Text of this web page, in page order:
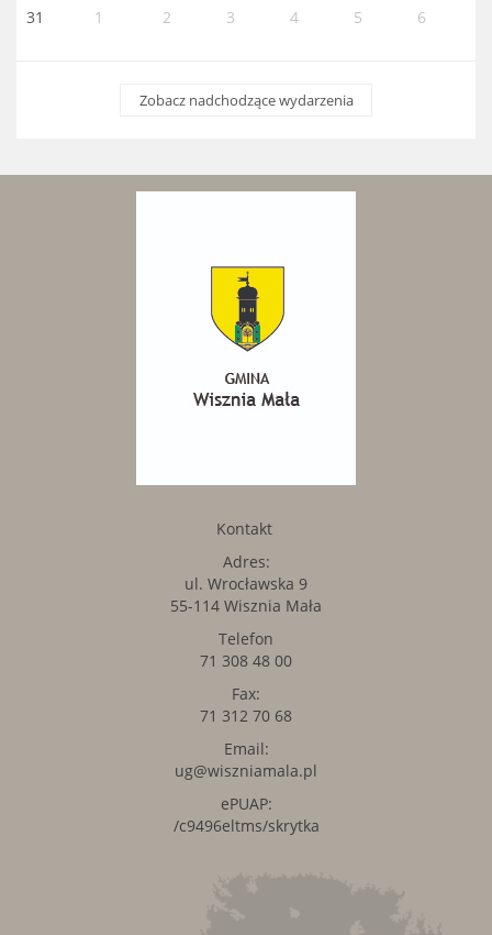
31
1 2 3 4 5 6
Zobacz nadchodzące wydarzenia
Kontakt
Adres:
ul. Wrocławska 9
55-114 Wisznia Mała
Telefon
71 308 48 00
Fax:
71 312 70 68
Email:
ug@wiszniamala.pl
ePUAP:
/c9496eltms/skrytka